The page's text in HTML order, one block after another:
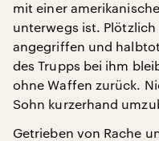
mit einer
unterwegs ist.
angegriffen und
des Trupps bei ihm
ohne Waffen zurück.
Sohn kurzerhand
Getrieben von Rache